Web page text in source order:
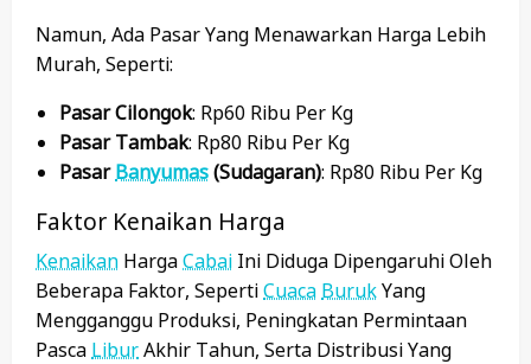
Namun, Ada Pasar Yang Menawarkan Harga Lebih
Murah, Seperti:
Pasar Cilongok: Rp60 Ribu Per Kg
Pasar Tambak: Rp80 Ribu Per Kg
PasarBanyumas(Sudagaran): Rp80 Ribu Per Kg
Faktor Kenaikan Harga
Kenaikan HargaCabai Ini Diduga Dipengaruhi Oleh
Beberapa Faktor, SepertiCuaca BurukYang
Mengganggu Produksi, Peningkatan Permintaan
Pasca LiburAkhir Tahun, Serta Distribusi Yang